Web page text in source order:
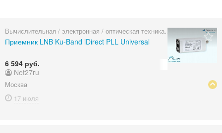
Вычислительная / электронная / оптическая техника
Приемник LNB Ku-Band iDirect PLL Universal
6 594 руб.
Net27ru
Москва
17 июля